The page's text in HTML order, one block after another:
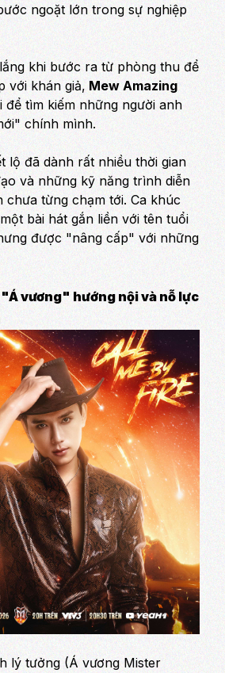
ngoặt lớn trong sự nghiệp
khi bước ra từ phòng thu để
với khán giả, Mew Amazing
để tìm kiếm những người anh
chính mình.
lộ đã dành rất nhiều thời gian
và những kỹ năng trình diễn
chưa từng chạm tới. Ca khúc
bài hát gắn liền với tên tuổi
được "nâng cấp" với những
vương" hướng nội và nỗ lực
lý tưởng (Á vương Mister